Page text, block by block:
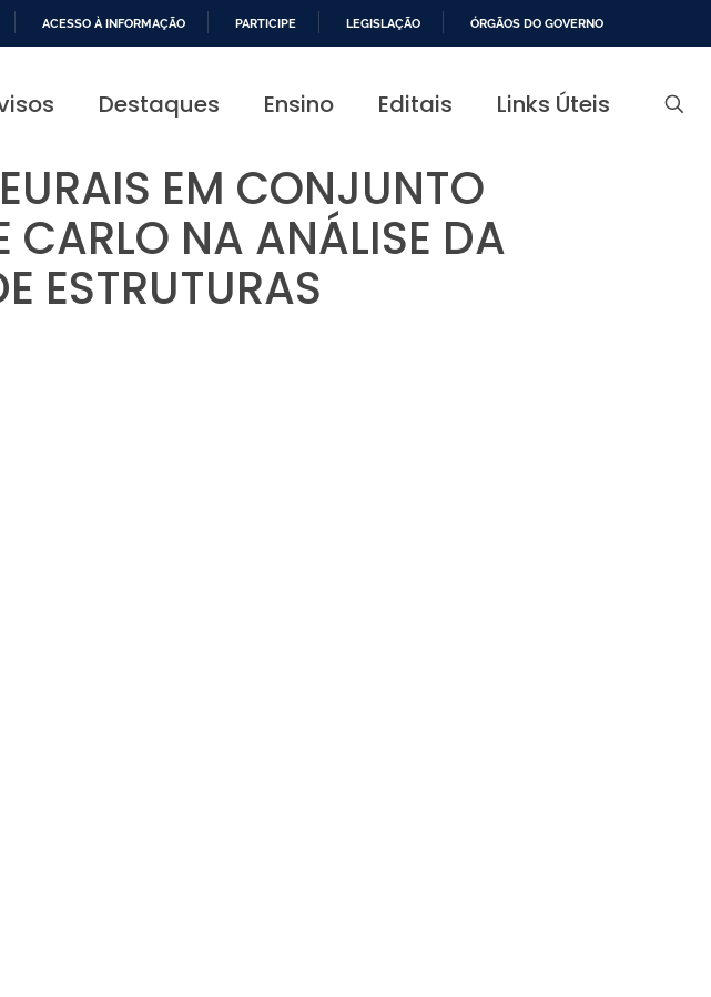
ACESSO À INFORMAÇÃO PARTICIPE LEGISLAÇÃO ÓRGÃOS DO GOVERNO
Destaques Ensino Editais Links Úteis
EM CONJUNTO
NA ANÁLISE DA
ESTRUTURAS